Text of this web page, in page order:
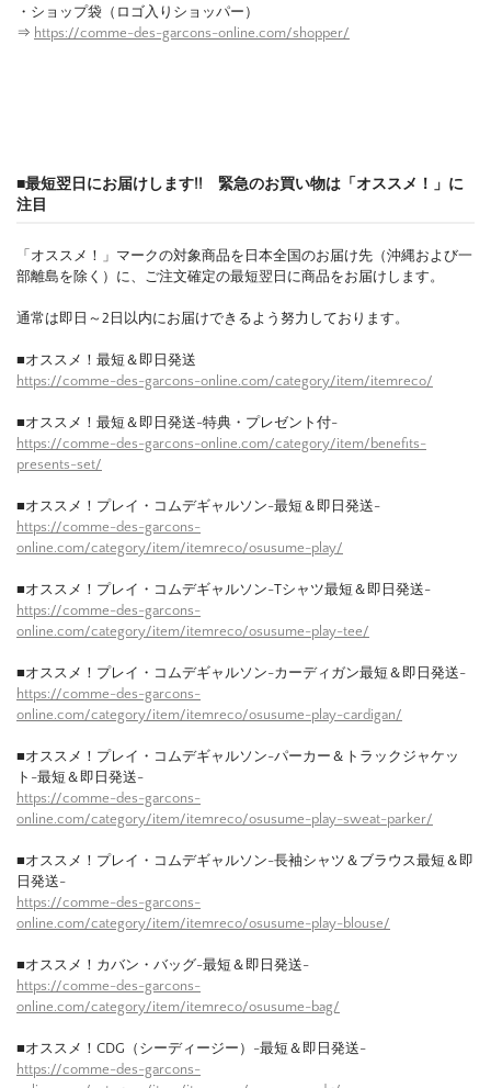
・ショップ袋（ロゴ入りショッパー）
⇒ https://comme-des-garcons-online.com/shopper/
■最短翌日にお届けします!! 緊急のお買い物は「オススメ！」に
注目
「オススメ！」マークの対象商品を日本全国のお届け先（沖縄および一
部離島を除く）に、ご注文確定の最短翌日に商品をお届けします。
通常は即日～2日以内にお届けできるよう努力しております。
■オススメ！最短＆即日発送
https://comme-des-garcons-online.com/category/item/itemreco/
■オススメ！最短＆即日発送-特典・プレゼント付-
https://comme-des-garcons-online.com/category/item/benefits-
presents-set/
■オススメ！プレイ・コムデギャルソン-最短＆即日発送-
https://comme-des-garcons-
online.com/category/item/itemreco/osusume-play/
■オススメ！プレイ・コムデギャルソン-Tシャツ最短＆即日発送-
https://comme-des-garcons-
online.com/category/item/itemreco/osusume-play-tee/
■オススメ！プレイ・コムデギャルソン-カーディガン最短＆即日発送-
https://comme-des-garcons-
online.com/category/item/itemreco/osusume-play-cardigan/
■オススメ！プレイ・コムデギャルソン-パーカー＆トラックジャケッ
ト-最短＆即日発送-
https://comme-des-garcons-
online.com/category/item/itemreco/osusume-play-sweat-parker/
■オススメ！プレイ・コムデギャルソン-長袖シャツ＆ブラウス最短＆即
日発送-
https://comme-des-garcons-
online.com/category/item/itemreco/osusume-play-blouse/
■オススメ！カバン・バッグ-最短＆即日発送-
https://comme-des-garcons-
online.com/category/item/itemreco/osusume-bag/
■オススメ！CDG（シーディージー）-最短＆即日発送-
https://comme-des-garcons-